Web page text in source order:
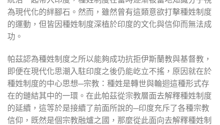
為現代化的絆腳石。然而，雖然曾有這類意欲打擊種姓制度
的運動，但皆因種姓制度深植於印度的文化與信仰而無法成
功。
帕茲認為種姓制度之所以能夠成功抗拒伊斯蘭教與基督教，
即便在現代化思潮入駐印度之後仍能屹立不搖，原因就在於
種姓制度的中心思想─宗教：種姓是轉世與輪迴這種形式存
在的鏈結其中的一環。在此帕茲從宗教層面去解釋種姓制度
的延續，這等於是接續了前面所說的─印度充斥了各種宗教
信仰，既然是個宗教融爐之國，那麼從此面向去解釋種姓制